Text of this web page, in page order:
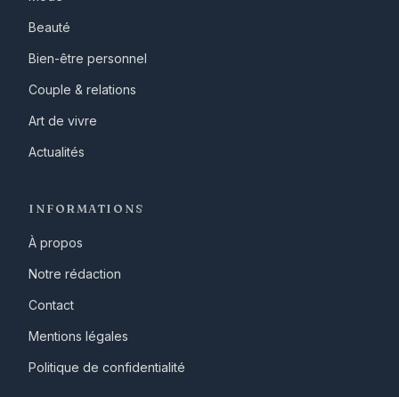
Beauté
Bien-être personnel
Couple & relations
Art de vivre
Actualités
INFORMATIONS
À propos
Notre rédaction
Contact
Mentions légales
Politique de confidentialité